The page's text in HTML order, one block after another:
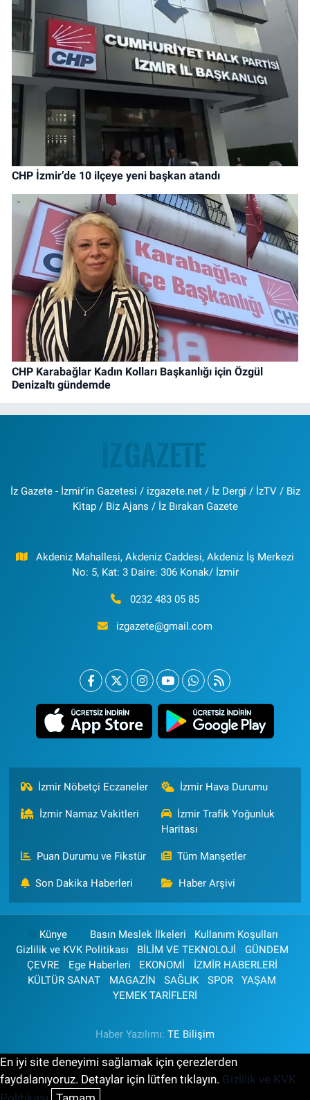
CHP İzmir’de 10 ilçeye yeni başkan atandı
CHP Karabağlar Kadın Kolları Başkanlığı için Özgül
Denizaltı gündemde
İz Gazete - İzmir'in Gazetesi / izgazete.net / İz Dergi / İzTV / Biz
Kitap / Biz Ajans / İz Bırakan Gazete
Akdeniz Mahallesi, Akdeniz Caddesi, Akdeniz İş Merkezi
No: 5, Kat: 3 Daire: 306 Konak/ İzmir
0232 483 05 85
izgazete@gmail.com
İzmir Nöbetçi Eczaneler İzmir Hava Durumu
İzmir Namaz Vakitleri
İzmir Trafik Yoğunluk
Haritası
Puan Durumu ve Fikstür Tüm Manşetler
Son Dakika Haberleri Haber Arşivi
Künye Basın Meslek İlkeleri
Kullanım Koşulları
Gizlilik ve KVK Politikası
BİLİM VE TEKNOLOJİ
GÜNDEM
ÇEVRE
Ege Haberleri EKONOMİ
İZMİR HABERLERİ
KÜLTÜR SANAT
MAGAZİN SAĞLIK SPOR
YAŞAM
YEMEK TARİFLERİ
Haber Yazılımı: TE Bilişim
En iyi site deneyimi sağlamak için çerezlerden
faydalanıyoruz. Detaylar için lütfen tıklayın. Gizlilik ve KVK